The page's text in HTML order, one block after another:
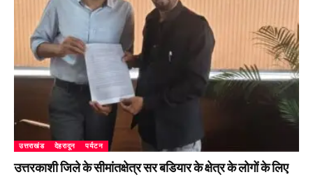
उत्तराखंड देहरादून पर्यटन
उत्तरकाशी जिले के सीमांतक्षेत्र सर बडियार के क्षेत्र के लोगों के लिए